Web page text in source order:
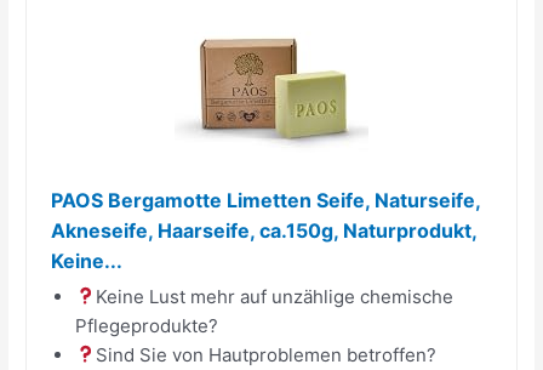
PAOS Bergamotte Limetten Seife, Naturseife,
Akneseife, Haarseife, ca.150g, Naturprodukt,
Keine...
Keine Lust mehr auf unzählige chemische
Pflegeprodukte?
Sind Sie von Hautproblemen betroffen?